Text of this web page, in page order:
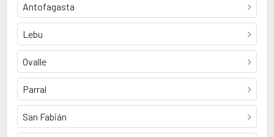
Antofagasta
Lebu
Ovalle
Parral
San Fabián